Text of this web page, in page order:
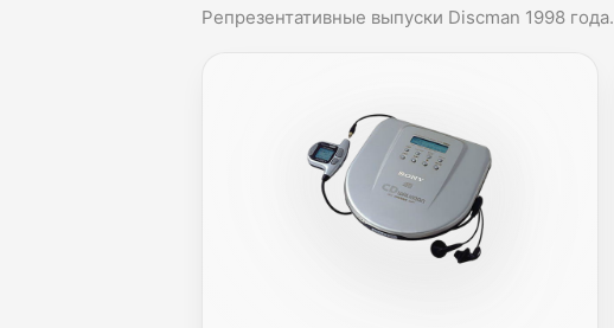
Репрезентативные выпуски Discman 1998 года.